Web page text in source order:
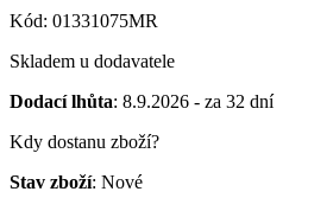
Kód: 01331075MR
Skladem u dodavatele
Dodací lhůta: 8.9.2026 - za 32 dní
Kdy dostanu zboží?
Stav zboží: Nové